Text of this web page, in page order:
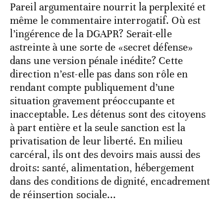
Pareil argumentaire nourrit la perplexité et
même le commentaire interrogatif. Où est
l’ingérence de la DGAPR? Serait-elle
astreinte à une sorte de «secret défense»
dans une version pénale inédite? Cette
direction n’est-elle pas dans son rôle en
rendant compte publiquement d’une
situation gravement préoccupante et
inacceptable. Les détenus sont des citoyens
à part entière et la seule sanction est la
privatisation de leur liberté. En milieu
carcéral, ils ont des devoirs mais aussi des
droits: santé, alimentation, hébergement
dans des conditions de dignité, encadrement
de réinsertion sociale...